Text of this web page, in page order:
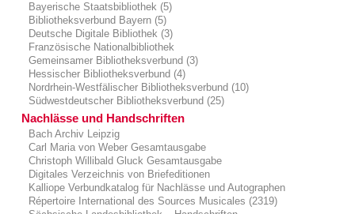
Bayerische Staatsbibliothek (5)
Bibliotheksverbund Bayern (5)
Deutsche Digitale Bibliothek (3)
Französische Nationalbibliothek
Gemeinsamer Bibliotheksverbund (3)
Hessischer Bibliotheksverbund (4)
Nordrhein-Westfälischer Bibliotheksverbund (10)
Südwestdeutscher Bibliotheksverbund (25)
Nachlässe und Handschriften
Bach Archiv Leipzig
Carl Maria von Weber Gesamtausgabe
Christoph Willibald Gluck Gesamtausgabe
Digitales Verzeichnis von Briefeditionen
Kalliope Verbundkatalog für Nachlässe und Autographen
Répertoire International des Sources Musicales (2319)